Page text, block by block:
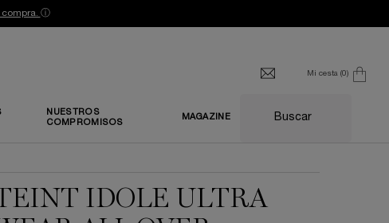
ⓘ
Mi cesta 0
0 producto
NUESTROS
COMPROMISOS
MAGAZINE Buscar
IDOLE ULTRA